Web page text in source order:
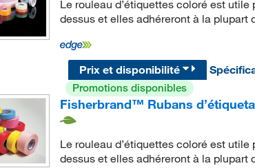
Le rouleau d’étiquettes coloré est
dessus et elles adhéreront à la plupart
Prix et disponibilité
Promotions disponibles
Fisherbrand™ Rubans
Le rouleau d’étiquettes coloré est
dessus et elles adhéreront à la plupart